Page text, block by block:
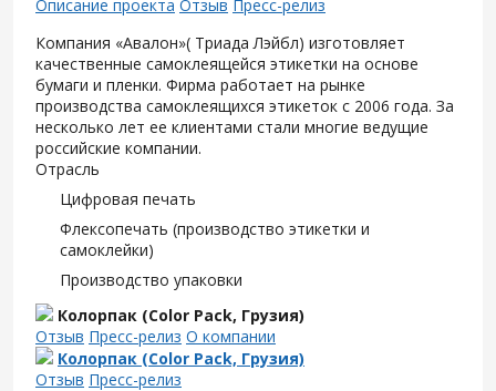
Описание проекта Отзыв Пресс-релиз
Компания «Авалон»( Триада Лэйбл) изготовляет
качественные самоклеящейся этикетки на основе
бумаги и пленки. Фирма работает на рынке
производства самоклеящихся этикеток с 2006 года. За
несколько лет ее клиентами стали многие ведущие
российские компании.
Отрасль
Цифровая печать
Флексопечать (производство этикетки и
самоклейки)
Производство упаковки
Колорпак (Color Pack, Грузия)
Отзыв Пресс-релиз О компании
Колорпак (Color Pack, Грузия)
Отзыв Пресс-релиз